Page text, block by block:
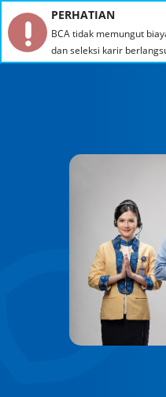
PERHATIAN
BCA tidak memungut
dan seleksi karir